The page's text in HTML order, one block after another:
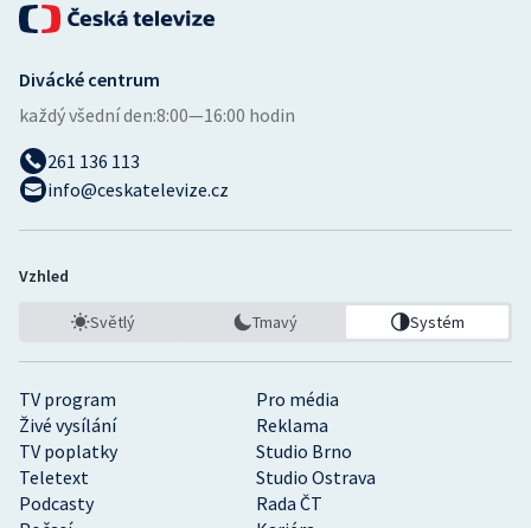
TV program
Pro média
Živé vysílání
Reklama
TV poplatky
Studio Brno
Teletext
Studio Ostrava
Podcasty
Rada ČT
Divácké centrum
každý všední den:8:00—16:00 hodin
261 136 113
info@ceskatelevize.cz
Vzhled
Světlý Tmavý Systém